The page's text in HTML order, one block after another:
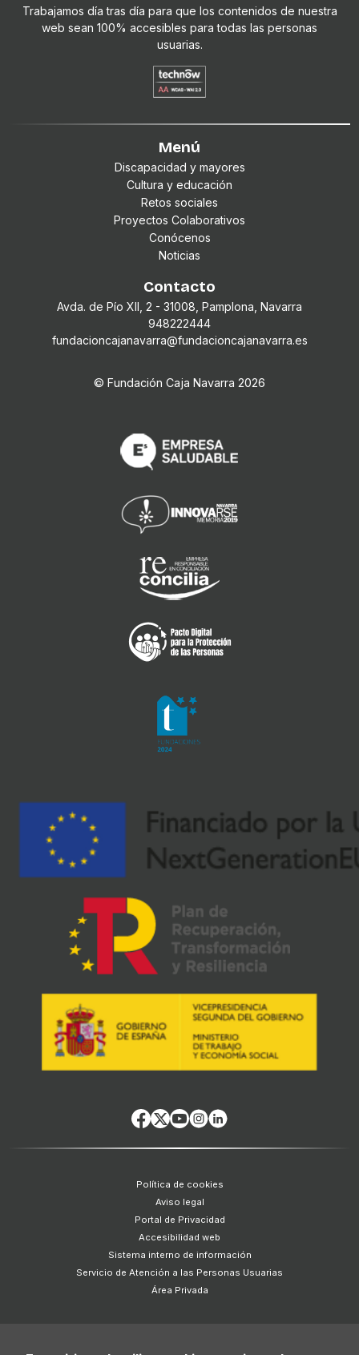
Trabajamos día tras día para que los contenidos de nuestra
web sean 100% accesibles para todas las personas
usuarias.
Menú
Discapacidad y mayores
Cultura y educación
Retos sociales
Proyectos Colaborativos
Conócenos
Noticias
Contacto
Avda. de Pío XII, 2 - 31008, Pamplona, Navarra
948222444
fundacioncajanavarra@fundacioncajanavarra.es
© Fundación Caja Navarra 2026
Política de cookies
Aviso legal
Portal de Privacidad
Accesibilidad web
Sistema interno de información
Servicio de Atención a las Personas Usuarias
Área Privada